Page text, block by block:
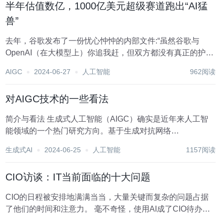
半年估值数亿，1000亿美元超级赛道跑出“AI猛
兽”
去年，谷歌发布了一份忧心忡忡的内部文件:“虽然谷歌与
OpenAI（在大模型上）你追我赶，但双方都没有真正的护城
OpenAI最大的敌人。” 谷歌的担忧正逐渐变成了现实。 马斯
AIGC 2024-06-27 人工智能 962阅读
对AIGC技术的一些看法
简介与看法 生成式人工智能（AIGC）确实是近年来人工智
能领域的一个热门研究方向。基于生成对抗网络
各种类型的内容，如文本、图像、音频等。以下是小鹿对
生成式AI 2024-06-25 人工智能 1157阅读
CIO访谈：IT当前面临的十大问题
CIO的日程被安排地满满当当，大量关键而复杂的问题占据
了他们的时间和注意力。 毫不奇怪，使用AI成了CIO待办事